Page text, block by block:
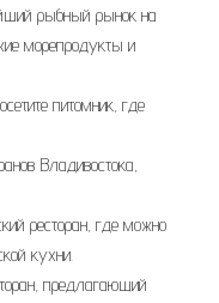
рыбный рынок на
морепродукты и
питомник, где
Владивостока,
ресторан, где можно
кухни.
предлагающий